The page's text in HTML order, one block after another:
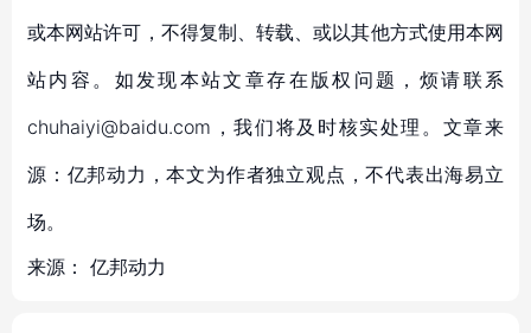
或本网站许可，不得复制、转载、或以其他方式使用本网
站内容。如发现本站文章存在版权问题，烦请联系
chuhaiyi@baidu.com，我们将及时核实处理。文章来
源：亿邦动力，本文为作者独立观点，不代表出海易立
场。
来源： 亿邦动力